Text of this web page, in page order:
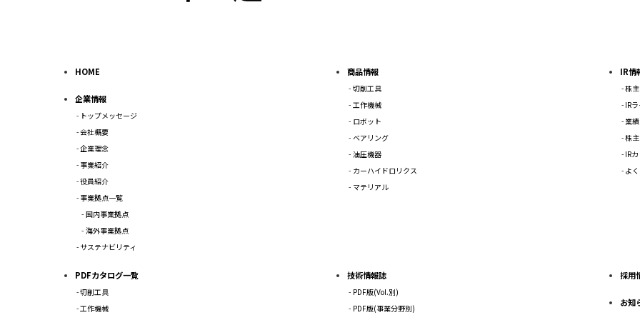
HOME
企業情報
トップメッセージ
会社概要
企業理念
事業紹介
役員紹介
事業拠点一覧
国内事業拠点
海外事業拠点
サステナビリティ
商品情報
切削工具
工作機械
ロボット
ベアリング
油圧機器
カーハイドロリクス
マテリアル
IR情
株
IR
業
株
IR
よ
PDFカタログ一覧
切削工具
工作機械
技術情報誌
PDF版(Vol.別)
PDF版(事業分野別)
採用
お知